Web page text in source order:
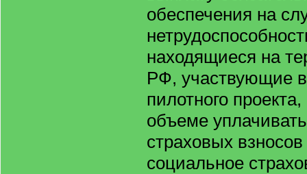
обеспечения на
находящиеся на
РФ, участвующие
пилотного
объеме
страховых
социальное